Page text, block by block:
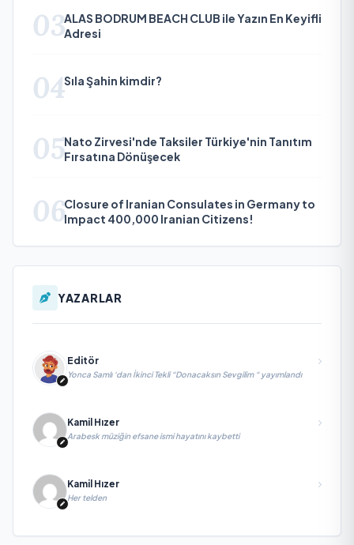
03ALAS BODRUM BEACH CLUB ile Yazın En Keyifli
Adresi
04Sıla Şahin kimdir?
05Nato Zirvesi'nde Taksiler Türkiye'nin Tanıtım
Fırsatına Dönüşecek
06Closure of Iranian Consulates in Germany to
Impact 400,000 Iranian Citizens!
YAZARLAR
Editör
Yonca Samlı ‘dan İkinci Tekli “Donacaksın Sevgilim “ yayımlandı
Kamil Hızer
Arabesk müziğin efsane ismi hayatını kaybetti
Kamil Hızer
Her telden